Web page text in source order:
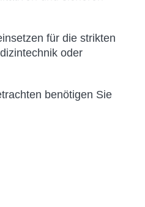
für die strikten
oder
benötigen Sie